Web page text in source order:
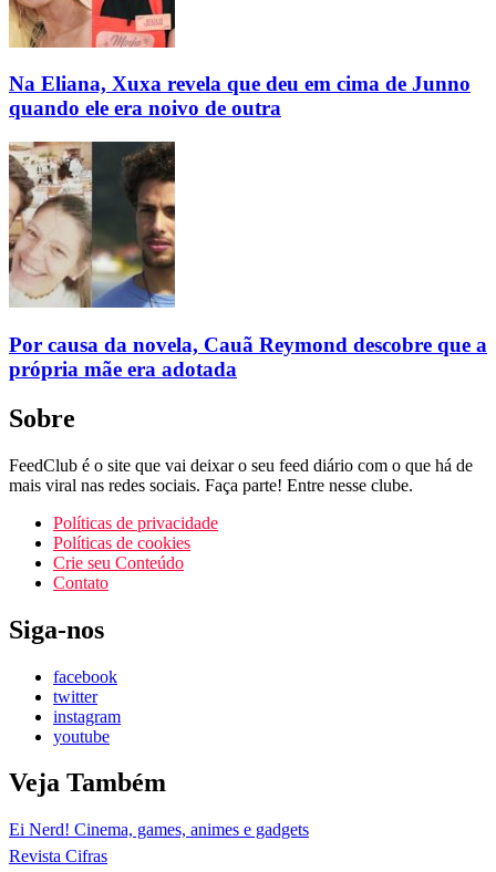
Na Eliana, Xuxa revela que deu em cima de Junno
quando ele era noivo de outra
Por causa da novela, Cauã Reymond descobre que a
própria mãe era adotada
Sobre
FeedClub é o site que vai deixar o seu feed diário com o que há de
mais viral nas redes sociais. Faça parte! Entre nesse clube.
Políticas de privacidade
Políticas de cookies
Crie seu Conteúdo
Contato
Siga-nos
facebook
twitter
instagram
youtube
Veja Também
Ei Nerd! Cinema, games, animes e gadgets
Revista Cifras